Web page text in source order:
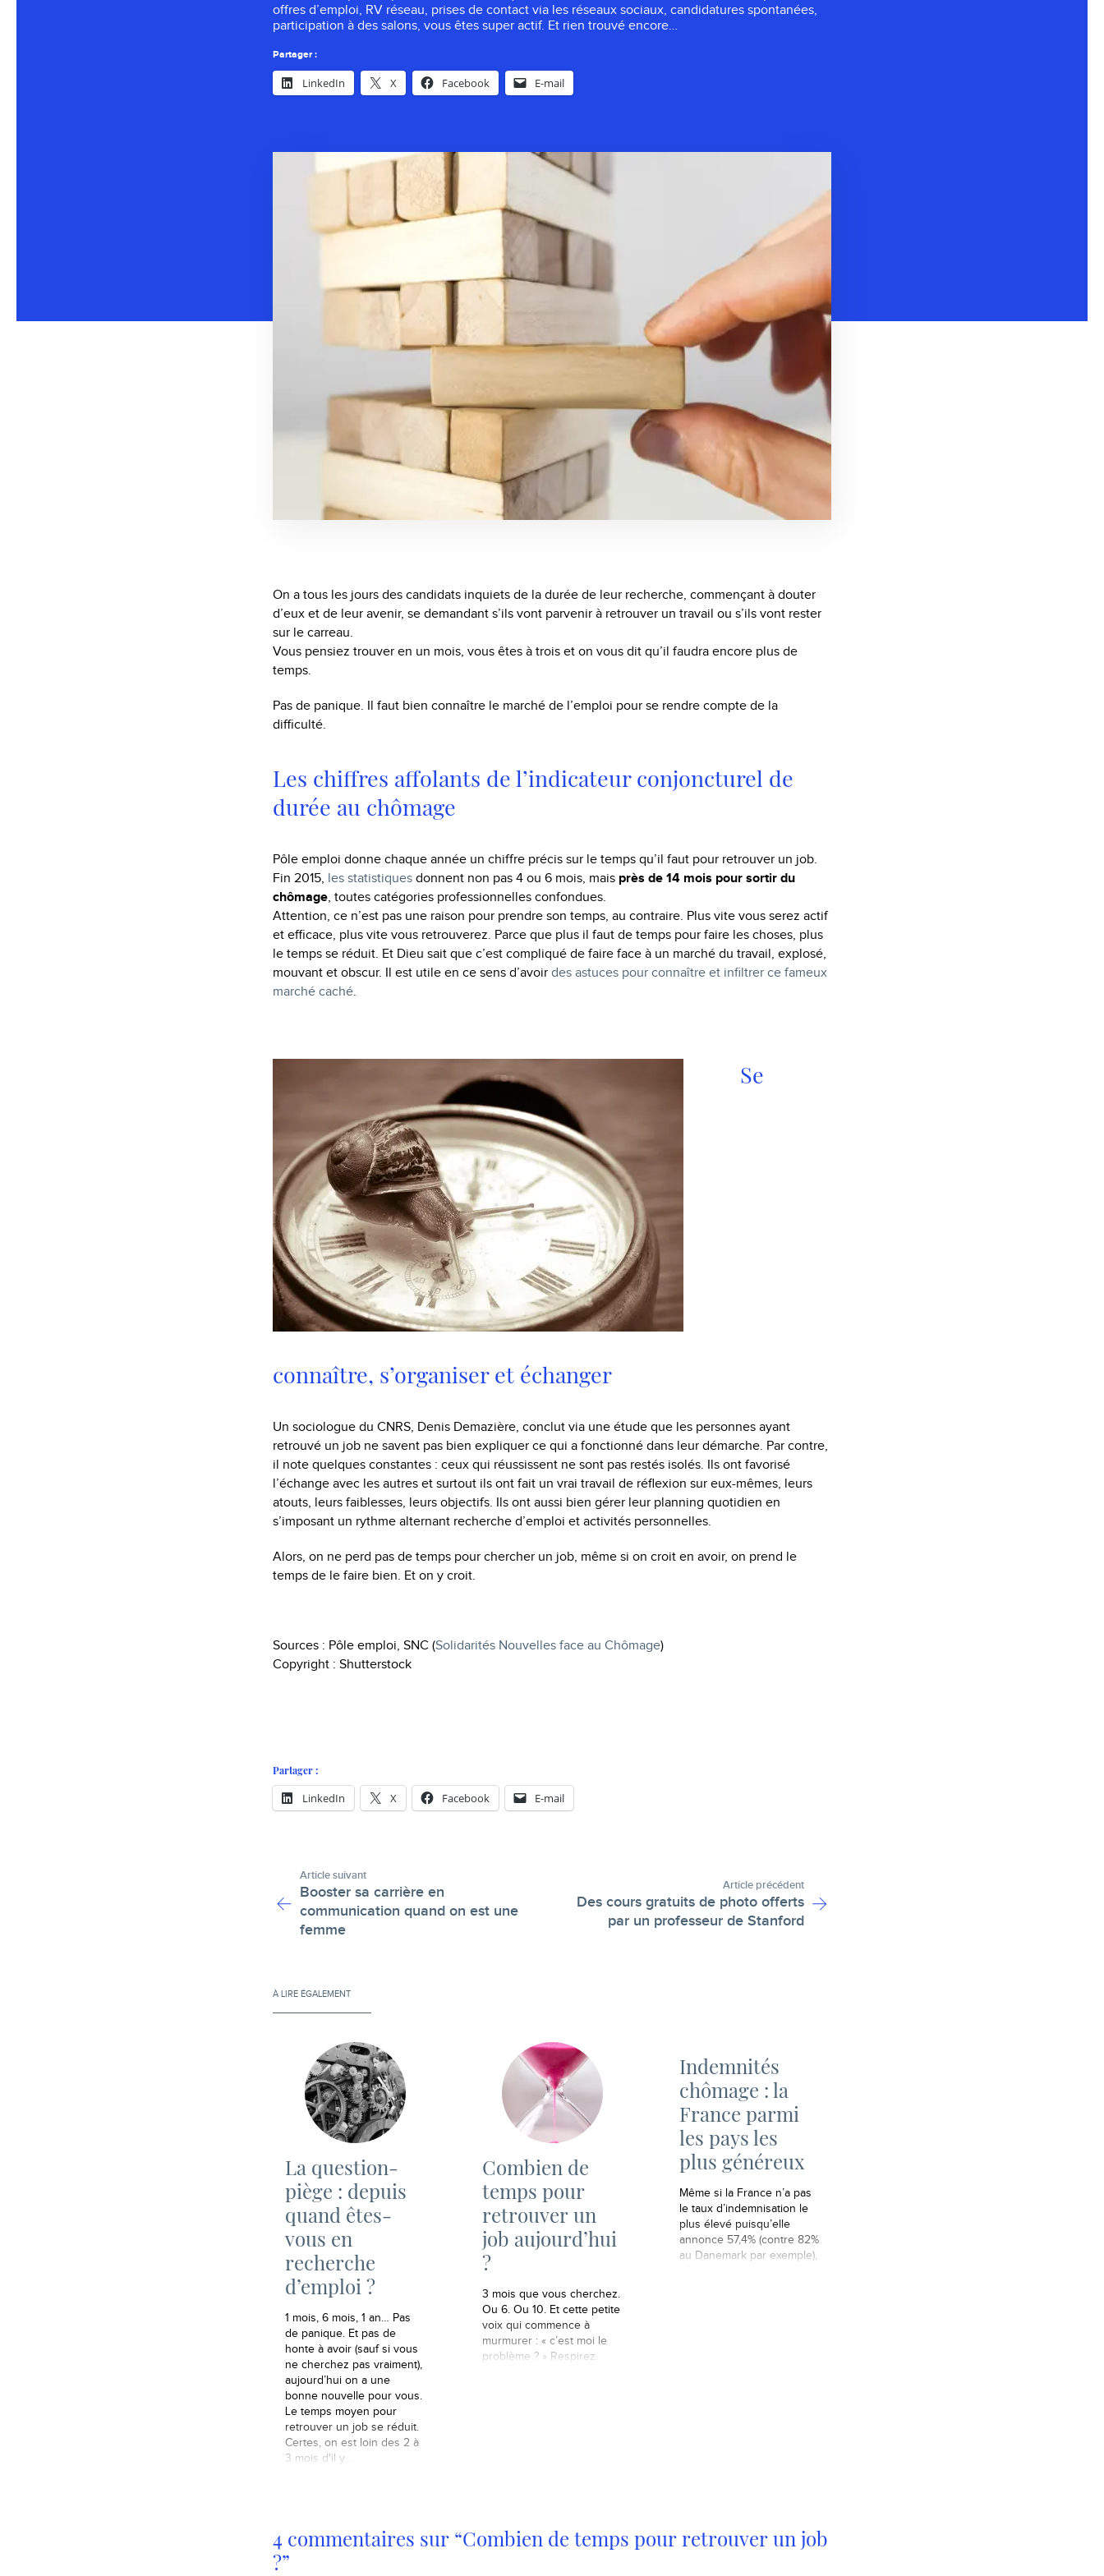
offres d’emploi, RV réseau, prises de contact via les réseaux sociaux, candidatures spontanées,
participation à des salons, vous êtes super actif. Et rien trouvé encore…
Partager :
LinkedIn X Facebook E-mail
On a tous les jours des candidats inquiets de la durée de leur recherche, commençant à douter
d’eux et de leur avenir, se demandant s’ils vont parvenir à retrouver un travail ou s’ils vont rester
sur le carreau.
Vous pensiez trouver en un mois, vous êtes à trois et on vous dit qu’il faudra encore plus de
temps.
Pas de panique. Il faut bien connaître le marché de l’emploi pour se rendre compte de la
difficulté.
Les chiffres affolants de l’indicateur conjoncturel de
durée au chômage
Pôle emploi donne chaque année un chiffre précis sur le temps qu’il faut pour retrouver un job.
Fin 2015, les statistiques donnent non pas 4 ou 6 mois, mais près de 14 mois pour sortir du
chômage, toutes catégories professionnelles confondues.
Attention, ce n’est pas une raison pour prendre son temps, au contraire. Plus vite vous serez actif
et efficace, plus vite vous retrouverez. Parce que plus il faut de temps pour faire les choses, plus
le temps se réduit. Et Dieu sait que c’est compliqué de faire face à un marché du travail, explosé,
mouvant et obscur. Il est utile en ce sens d’avoir des astuces pour connaître et infiltrer ce fameux
marché caché.
Se
connaître, s’organiser et échanger
Un sociologue du CNRS, Denis Demazière, conclut via une étude que les personnes ayant
retrouvé un job ne savent pas bien expliquer ce qui a fonctionné dans leur démarche. Par contre,
il note quelques constantes : ceux qui réussissent ne sont pas restés isolés. Ils ont favorisé
l’échange avec les autres et surtout ils ont fait un vrai travail de réflexion sur eux-mêmes, leurs
atouts, leurs faiblesses, leurs objectifs. Ils ont aussi bien gérer leur planning quotidien en
s’imposant un rythme alternant recherche d’emploi et activités personnelles.
Alors, on ne perd pas de temps pour chercher un job, même si on croit en avoir, on prend le
temps de le faire bien. Et on y croit.
Sources : Pôle emploi, SNC (Solidarités Nouvelles face au Chômage)
Copyright : Shutterstock
Partager :
LinkedIn X Facebook E-mail
Article suivant
Booster sa carrière en
communication quand on est une
femme
Article précédent
Des cours gratuits de photo offerts
par un professeur de Stanford
À LIRE ÉGALEMENT
La question-
piège : depuis
quand êtes-
vous en
recherche
d’emploi ?
1 mois, 6 mois, 1 an… Pas
de panique. Et pas de
honte à avoir (sauf si vous
ne cherchez pas vraiment),
aujourd’hui on a une
bonne nouvelle pour vous.
Le temps moyen pour
retrouver un job se réduit.
Certes, on est loin des 2 à
3 mois d'il y…
Combien de
temps pour
retrouver un
job aujourd’hui
?
3 mois que vous cherchez.
Ou 6. Ou 10. Et cette petite
voix qui commence à
murmurer : « c’est moi le
problème ? » Respirez.
Indemnités
chômage : la
France parmi
les pays les
plus généreux
Même si la France n’a pas
le taux d’indemnisation le
plus élevé puisqu’elle
annonce 57,4% (contre 82%
au Danemark par exemple),
4 commentaires sur “Combien de temps pour retrouver un job
?”